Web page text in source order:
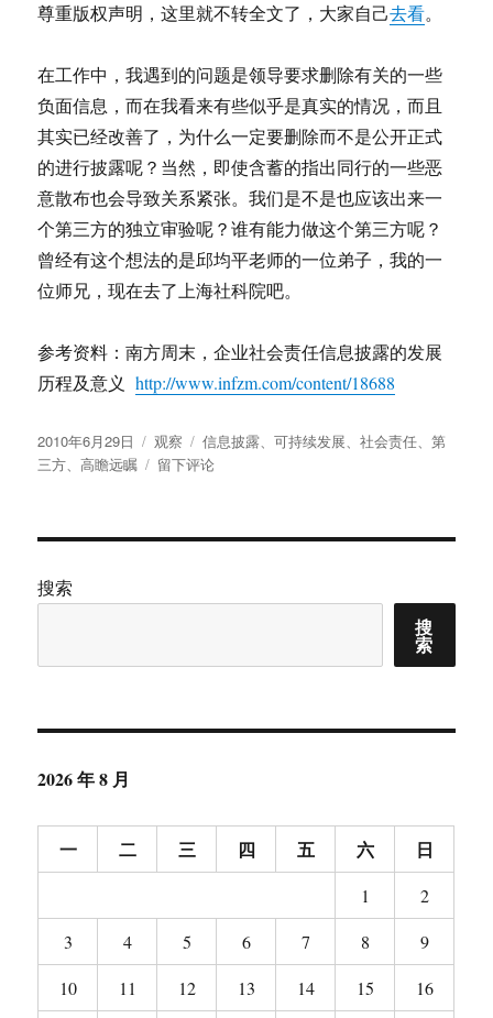
尊重版权声明，这里就不转全文了，大家自己去看。
在工作中，我遇到的问题是领导要求删除有关的一些
负面信息，而在我看来有些似乎是真实的情况，而且
其实已经改善了，为什么一定要删除而不是公开正式
的进行披露呢？当然，即使含蓄的指出同行的一些恶
意散布也会导致关系紧张。我们是不是也应该出来一
个第三方的独立审验呢？谁有能力做这个第三方呢？
曾经有这个想法的是邱均平老师的一位弟子，我的一
位师兄，现在去了上海社科院吧。
参考资料：南方周末，企业社会责任信息披露的发展
历程及意义http://www.infzm.com/content/18688
发
布
2010年6月29日
分
类
观察
标
签
信息披露、可持续发展、社会责任、第
三方、高瞻远瞩
于
可
发
告
快
信
披
留下评论
搜索
搜
索
2026 年 8 月
一 二 三 四 五 六 日
1
2
3
4 5 6 7 8
9
10
11 12 13 14 15
16